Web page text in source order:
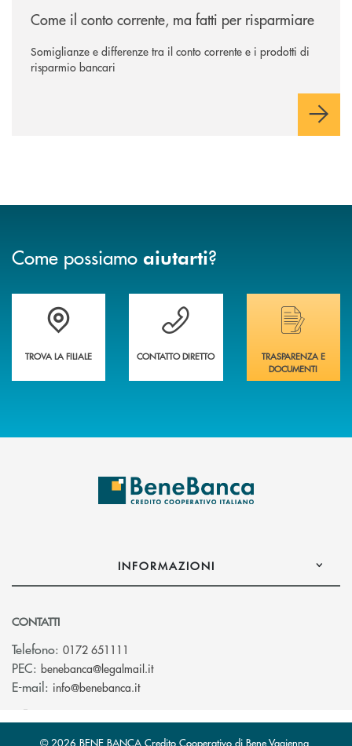
Come il conto corrente, ma fatti per risparmiare
Somiglianze e differenze tra il conto corrente e i prodotti di
risparmio bancari
Come possiamo aiutarti?
Trova la filiale più vicina a te&nbsp;
TROVA LA FILIALE
Hai bisogno di assistenza immediata?
CONTATTO DIRETTO
Hai bisogno di
TRASPARENZA E
DOCUMENTI
INFORMAZIONI
CONTATTI
Telefono: 0172 651111
PEC: benebanca@legalmail.it(si apre l’app di posta elettronica)
E-mail: info@benebanca.it(si apre l’app di posta elettronica)
© 2026 BENE BANCA Credito Cooperativo di Bene Vagienna